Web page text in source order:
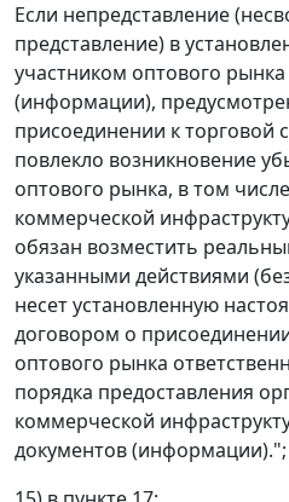
Если непредставление
представление) в
участником оптового
(информации),
присоединении к торговой
повлекло возникновение
оптового рынка, в том
коммерческой
обязан возместить
указанными действиями
несет установленную
договором о
оптового рынка
порядка предоставления
коммерческой
документов (информации).";